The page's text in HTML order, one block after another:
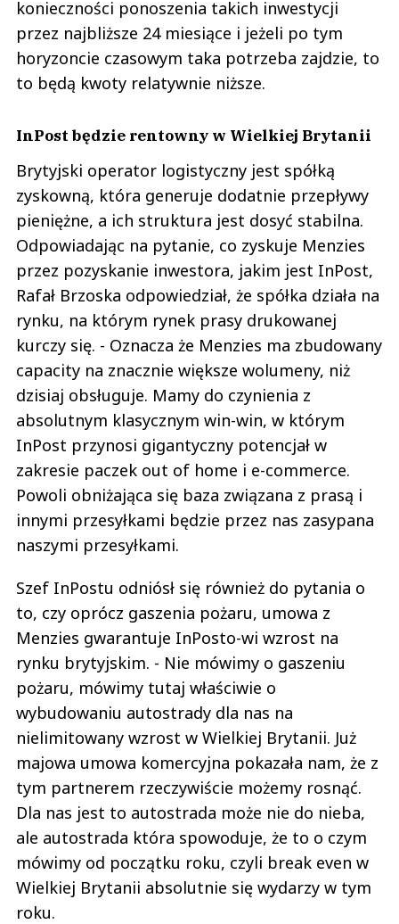
konieczności ponoszenia takich inwestycji
przez najbliższe 24 miesiące i jeżeli po tym
horyzoncie czasowym taka potrzeba zajdzie, to
to będą kwoty relatywnie niższe.
InPost będzie rentowny w Wielkiej Brytanii
Brytyjski operator logistyczny jest spółką
zyskowną, która generuje dodatnie przepływy
pieniężne, a ich struktura jest dosyć stabilna.
Odpowiadając na pytanie, co zyskuje Menzies
przez pozyskanie inwestora, jakim jest InPost,
Rafał Brzoska odpowiedział, że spółka działa na
rynku, na którym rynek prasy drukowanej
kurczy się. - Oznacza że Menzies ma zbudowany
capacity na znacznie większe wolumeny, niż
dzisiaj obsługuje. Mamy do czynienia z
absolutnym klasycznym win-win, w którym
InPost przynosi gigantyczny potencjał w
zakresie paczek out of home i e-commerce.
Powoli obniżająca się baza związana z prasą i
innymi przesyłkami będzie przez nas zasypana
naszymi przesyłkami.
Szef InPostu odniósł się również do pytania o
to, czy oprócz gaszenia pożaru, umowa z
Menzies gwarantuje InPosto-wi wzrost na
rynku brytyjskim. - Nie mówimy o gaszeniu
pożaru, mówimy tutaj właściwie o
wybudowaniu autostrady dla nas na
nielimitowany wzrost w Wielkiej Brytanii. Już
majowa umowa komercyjna pokazała nam, że z
tym partnerem rzeczywiście możemy rosnąć.
Dla nas jest to autostrada może nie do nieba,
ale autostrada która spowoduje, że to o czym
mówimy od początku roku, czyli break even w
Wielkiej Brytanii absolutnie się wydarzy w tym
roku.